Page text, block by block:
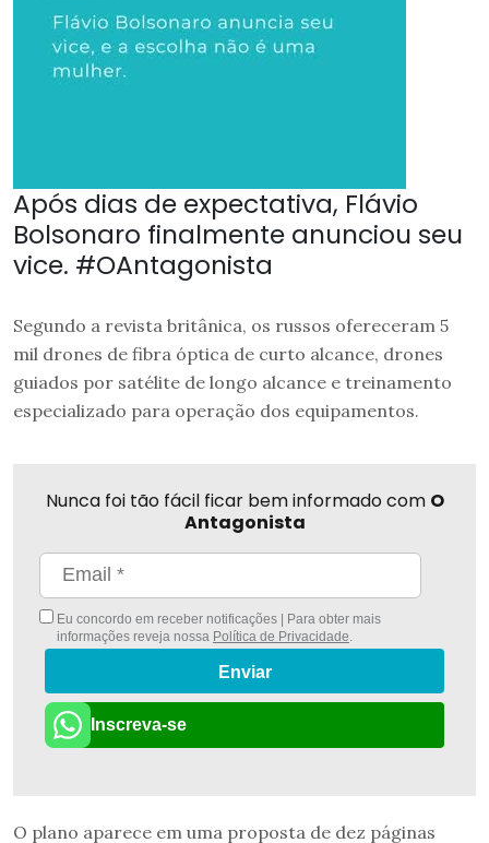
Após dias de expectativa, Flávio
Bolsonaro finalmente anunciou seu
vice. #OAntagonista
Segundo a revista britânica, os russos ofereceram 5
mil drones de fibra óptica de curto alcance, drones
guiados por satélite de longo alcance e treinamento
especializado para operação dos equipamentos.
Nunca foi tão fácil ficar bem informado com O
Antagonista
Eu concordo em receber notificações | Para obter mais
informações reveja nossa Política de Privacidade
Enviar
Inscreva-se
O plano aparece em uma proposta de dez páginas